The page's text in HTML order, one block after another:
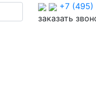
+7 (495)
заказать